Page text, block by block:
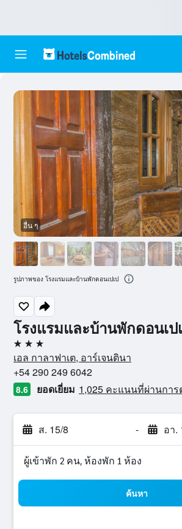
โรงแรมและบ้านพักดอนเป
3 ดาว
เอล กาลาฟาเต, อาร์เจนตินา
+54 290 249 6042
8.6 ยอดเยี่ยม 1,025 คะแนนที่ผ่านการ
ส. 15/8 - อา.
ผู้เข้าพัก 2 คน, ห้องพัก 1 ห้อง
ค้นหา
อื่น ๆ
รูปภาพของ โรงแรมและบ้านพักดอนเปเป